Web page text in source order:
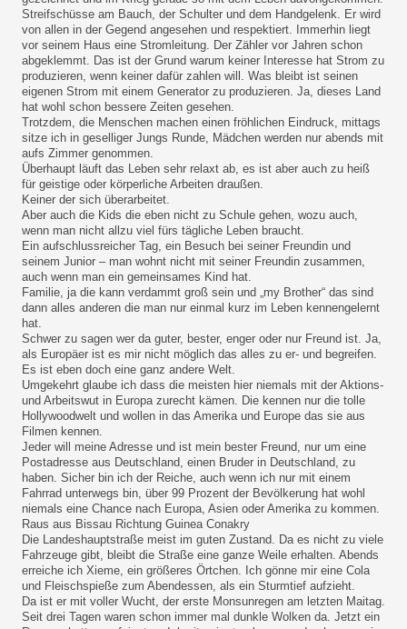
Streifschüsse am Bauch, der Schulter und dem Handgelenk. Er wird
von allen in der Gegend angesehen und respektiert. Immerhin liegt
vor seinem Haus eine Stromleitung. Der Zähler vor Jahren schon
abgeklemmt. Das ist der Grund warum keiner Interesse hat Strom zu
produzieren, wenn keiner dafür zahlen will. Was bleibt ist seinen
eigenen Strom mit einem Generator zu produzieren. Ja, dieses Land
hat wohl schon bessere Zeiten gesehen.
Trotzdem, die Menschen machen einen fröhlichen Eindruck, mittags
sitze ich in geselliger Jungs Runde, Mädchen werden nur abends mit
aufs Zimmer genommen.
Überhaupt läuft das Leben sehr relaxt ab, es ist aber auch zu heiß
für geistige oder körperliche Arbeiten draußen.
Keiner der sich überarbeitet.
Aber auch die Kids die eben nicht zu Schule gehen, wozu auch,
wenn man nicht allzu viel fürs tägliche Leben braucht.
Ein aufschlussreicher Tag, ein Besuch bei seiner Freundin und
seinem Junior – man wohnt nicht mit seiner Freundin zusammen,
auch wenn man ein gemeinsames Kind hat.
Familie, ja die kann verdammt groß sein und „my Brother“ das sind
dann alles anderen die man nur einmal kurz im Leben kennengelernt
hat.
Schwer zu sagen wer da guter, bester, enger oder nur Freund ist. Ja,
als Europäer ist es mir nicht möglich das alles zu er- und begreifen.
Es ist eben doch eine ganz andere Welt.
Umgekehrt glaube ich dass die meisten hier niemals mit der Aktions-
und Arbeitswut in Europa zurecht kämen. Die kennen nur die tolle
Hollywoodwelt und wollen in das Amerika und Europe das sie aus
Filmen kennen.
Jeder will meine Adresse und ist mein bester Freund, nur um eine
Postadresse aus Deutschland, einen Bruder in Deutschland, zu
haben. Sicher bin ich der Reiche, auch wenn ich nur mit einem
Fahrrad unterwegs bin, über 99 Prozent der Bevölkerung hat wohl
niemals eine Chance nach Europa, Asien oder Amerika zu kommen.
Raus aus Bissau Richtung Guinea Conakry
Die Landeshauptstraße meist im guten Zustand. Da es nicht zu viele
Fahrzeuge gibt, bleibt die Straße eine ganze Weile erhalten. Abends
erreiche ich Xieme, ein größeres Örtchen. Ich gönne mir eine Cola
und Fleischspieße zum Abendessen, als ein Sturmtief aufzieht.
Da ist er mit voller Wucht, der erste Monsunregen am letzten Maitag.
Seit drei Tagen waren schon immer mal dunkle Wolken da. Jetzt ein